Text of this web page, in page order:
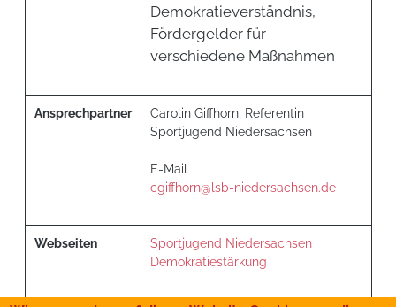
Demokratieverständnis,
Fördergelder für
verschiedene Maßnahmen
Ansprechpartner
Carolin Giffhorn, Referentin
Sportjugend Niedersachsen
E-Mail
cgiffhorn@lsb-niedersachsen.de
Webseiten
Sportjugend Niedersachsen
Demokratiestärkung